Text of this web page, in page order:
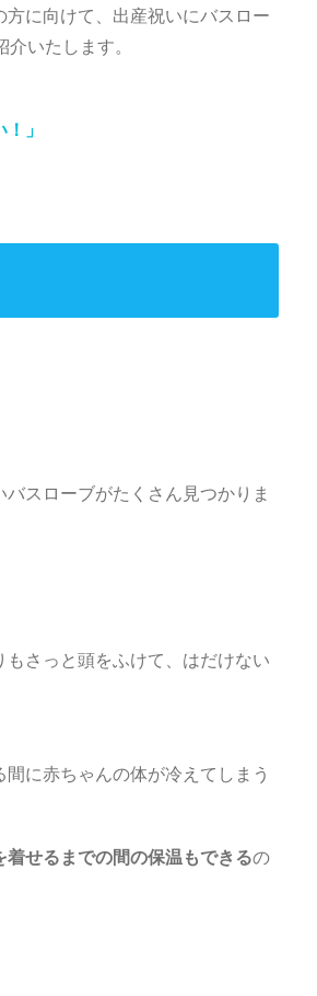
に向けて、出産祝いにバスロー
いたします。
」
スローブがたくさん見つかりま
さっと頭をふけて、はだけない
に赤ちゃんの体が冷えてしまう
せるまでの間の保温もできるの